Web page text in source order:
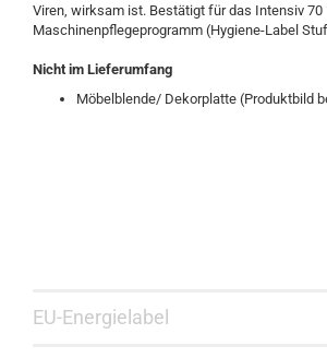
Viren, wirksam ist. Bestätigt für das Intensiv 70
Maschinenpflegeprogramm (Hygiene-Label
Nichtim Lieferumfang
Möbelblende/ Dekorplatte (Produktbild
EU-Energielabel